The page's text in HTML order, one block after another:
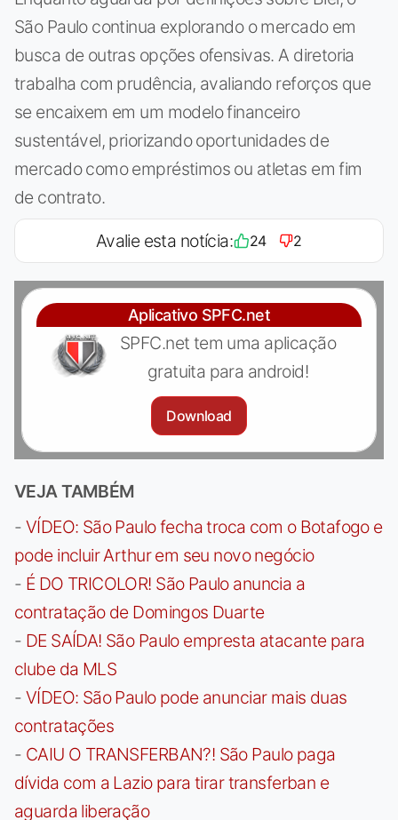
São Paulo continua explorando o mercado em
busca de outras opções ofensivas. A diretoria
trabalha com prudência, avaliando reforços que
se encaixem em um modelo financeiro
sustentável, priorizando oportunidades de
mercado como empréstimos ou atletas em fim
de contrato.
Avalie esta notícia: 24 2
Aplicativo SPFC.net
SPFC.net tem uma aplicação
gratuita para android!
Download
VEJA TAMBÉM
- VÍDEO: São Paulo fecha troca com o Botafogo e
pode incluir Arthur em seu novo negócio
- É DO TRICOLOR! São Paulo anuncia a
contratação de Domingos Duarte
- DE SAÍDA! São Paulo empresta atacante para
clube da MLS
- VÍDEO: São Paulo pode anunciar mais duas
contratações
- CAIU O TRANSFERBAN?! São Paulo paga
dívida com a Lazio para tirar transferban e
aguarda liberação